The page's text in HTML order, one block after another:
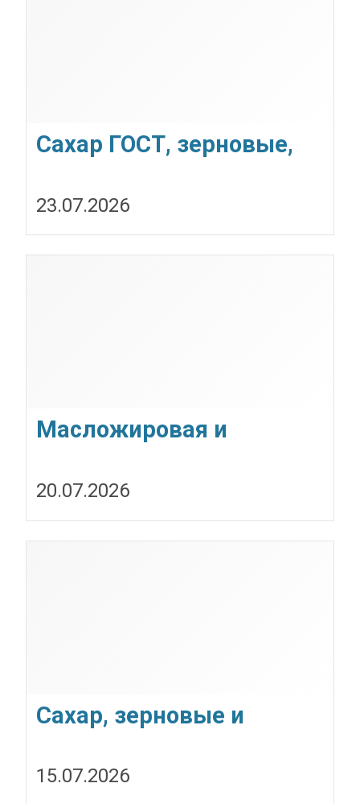
Сахар ГОСТ, зерновые,
культуры оптом
23.07.2026
Масложировая и
СолПро — экспортные
поставки
20.07.2026
Сахар, зерновые и
масличные культуры,
15.07.2026